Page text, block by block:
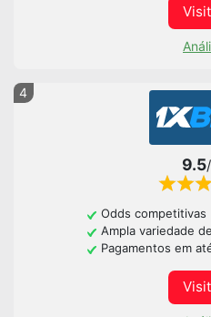
4
9.5
Odds competitivas
Ampla variedade
Pagamentos em